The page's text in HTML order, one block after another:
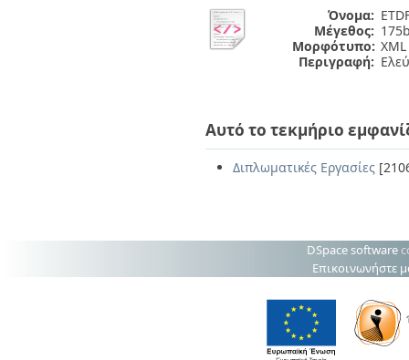
Όνομα:
Μέγεθος:
Μορφότυπο: XML
Περιγραφή:
Αυτό το τεκμήριο
Διπλωματικές Εργασίες
DSpace software
Επικοινωνήστε